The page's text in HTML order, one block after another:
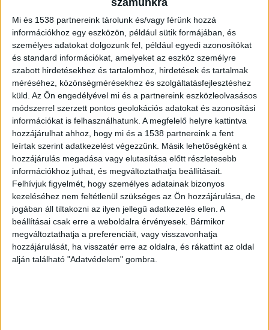
számunkra
Mi és 1538 partnereink tárolunk és/vagy férünk hozzá
információkhoz egy eszközön, például sütik formájában, és
személyes adatokat dolgozunk fel, például egyedi azonosítókat
és standard információkat, amelyeket az eszköz személyre
szabott hirdetésekhez és tartalomhoz, hirdetések és tartalmak
méréséhez, közönségmérésekhez és szolgáltatásfejlesztéshez
küld. Az Ön engedélyével mi és a partnereink eszközleolvasásos
módszerrel szerzett pontos geolokációs adatokat és azonosítási
információkat is felhasználhatunk. A megfelelő helyre kattintva
hozzájárulhat ahhoz, hogy mi és a 1538 partnereink a fent
leírtak szerint adatkezelést végezzünk. Másik lehetőségként a
hozzájárulás megadása vagy elutasítása előtt részletesebb
információkhoz juthat, és megváltoztathatja beállításait.
Felhívjuk figyelmét, hogy személyes adatainak bizonyos
kezeléséhez nem feltétlenül szükséges az Ön hozzájárulása, de
jogában áll tiltakozni az ilyen jellegű adatkezelés ellen. A
beállításai csak erre a weboldalra érvényesek. Bármikor
megváltoztathatja a preferenciáit, vagy visszavonhatja
hozzájárulását, ha visszatér erre az oldalra, és rákattint az oldal
alján található "Adatvédelem" gombra.
kiegyenlítéséig – jogi értelemben vételár előleg.
Tehát az előleg, vételár előleg, vételár részlet
egymásnak teljesen megfeleltethető szinonimák.
Ebben a tekintetben az előleg semmilyen
különleges többlet tulajdonsággal nem
rendelkezik, lényegében egy mezei
vételárrészletet takar a kifejezés, szemben a
foglalóval, amire speciális elszámolási szabályok
vonatkoznak.A BudaPestkörnyeke.hu legfrissebb
híreit ide kattintva éred el.